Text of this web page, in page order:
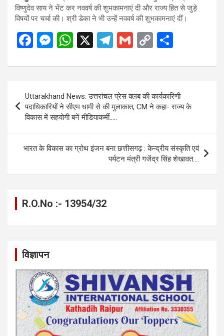
विष्णुदेव साय ने भेंट कर नववर्ष की शुभकामनाएं दी और राज्य हित से जुड़े
विषयों पर चर्चा की। श्री डेका ने भी उन्हें नववर्ष की शुभकामनाएं दीं।
F
ce
o
o
k
M
se
g
er
W
at
A
p
p
X
T
e
gr
a
m
G
ail
C
py
Li
n
ar
e
navigation
Uttarakhand News: उत्तरांचल प्रेस क्लब की कार्यकारिणी
पदाधिकारियों ने सीएम धामी से की मुलाकात, CM ने कहा- राज्य के
विकास में सहयोगी बनें मीडियाकर्मी…..
भारत के विकास का ग्रोथ इंजन बना छत्तीसगढ़ : केन्द्रीय संस्कृति एवं
पर्यटन मंत्री गजेंद्र सिंह शेखावत….
R.O.No :- 13954/32
विज्ञापन